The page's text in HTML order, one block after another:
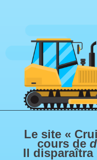
Le site «
cours de
Il